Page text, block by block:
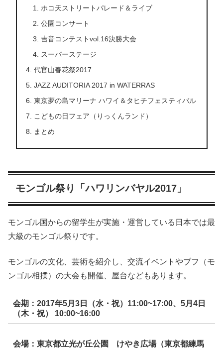
ホコ天ストリートパレード＆ライブ
公園コンサート
吉音コンテストvol.16決勝大会
スーパーステージ
代官山春花祭2017
JAZZ AUDITORIA 2017 in WATERRAS
東京夢の島マリーナ ハワイ＆タヒチフェスティバル
こどもの日フェア（りっくんランド）
まとめ
モンゴル祭り「ハワリンバヤル2017」
モンゴル国からの留学生が実施・運営している日本では最
大級のモンゴル祭りです。
モンゴルの文化、芸術を紹介し、交流イベントやブフ（モ
ンゴル相撲）の大会も開催、屋台などもあります。
会期：2017年5月3日（水・祝）11:00~17:00、5月4日
（木・祝） 10:00~16:00
会場：東京都立光が丘公園 けやき広場（東京都練馬